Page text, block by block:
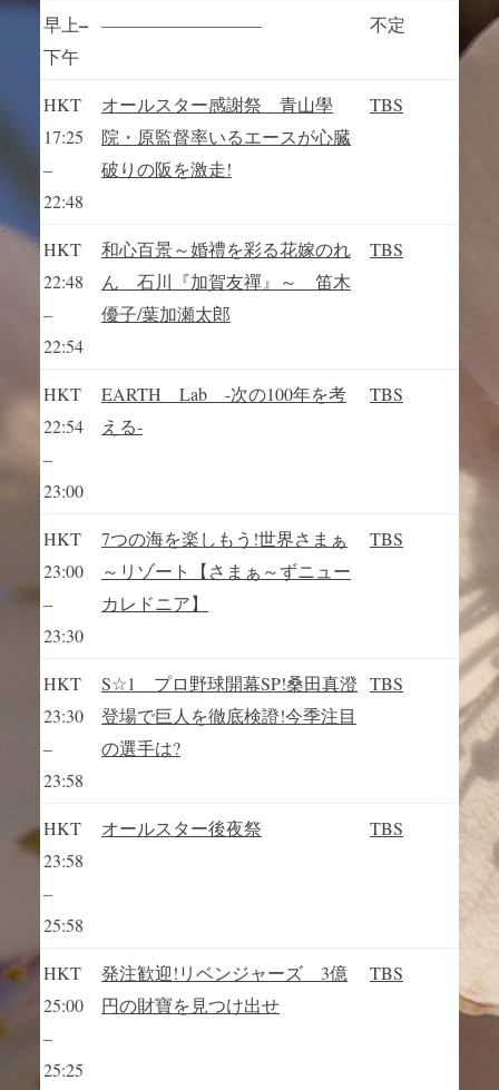
早上–
下午
————————— 不定
HKT
17:25
–
22:48
オールスター感謝祭 青山學
院・原監督率いるエースが心臓
破りの阪を激走!
TBS
HKT
22:48
–
22:54
和心百景～婚禮を彩る花嫁のれ
ん 石川『加賀友禪』～ 笛木
優子/葉加瀬太郎
TBS
HKT
22:54
–
23:00
EARTH Lab -次の100年を考
える-
TBS
HKT
23:00
–
23:30
7つの海を楽しもう!世界さまぁ
～リゾート【さまぁ～ずニュー
カレドニア】
TBS
HKT
23:30
–
23:58
S☆1 プロ野球開幕SP!桑田真澄
登場で巨人を徹底検證!今季注目
の選手は?
TBS
HKT
23:58
–
25:58
オールスター後夜祭 TBS
HKT
25:00
–
25:25
発注歓迎!リベンジャーズ 3億
円の財寶を見つけ出せ
TBS